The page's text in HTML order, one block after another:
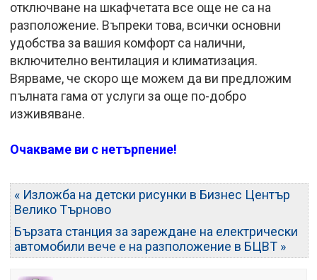
отключване на шкафчетата все още не са на
разположение. Въпреки това, всички основни
удобства за вашия комфорт са налични,
включително вентилация и климатизация.
Вярваме, че скоро ще можем да ви предложим
пълната гама от услуги за още по-добро
изживяване.
Очакваме ви с нетърпение!
« Изложба на детски рисунки в Бизнес Център
Велико Търново
Бързата станция за зареждане на електрически
автомобили вече е на разположение в БЦВТ »